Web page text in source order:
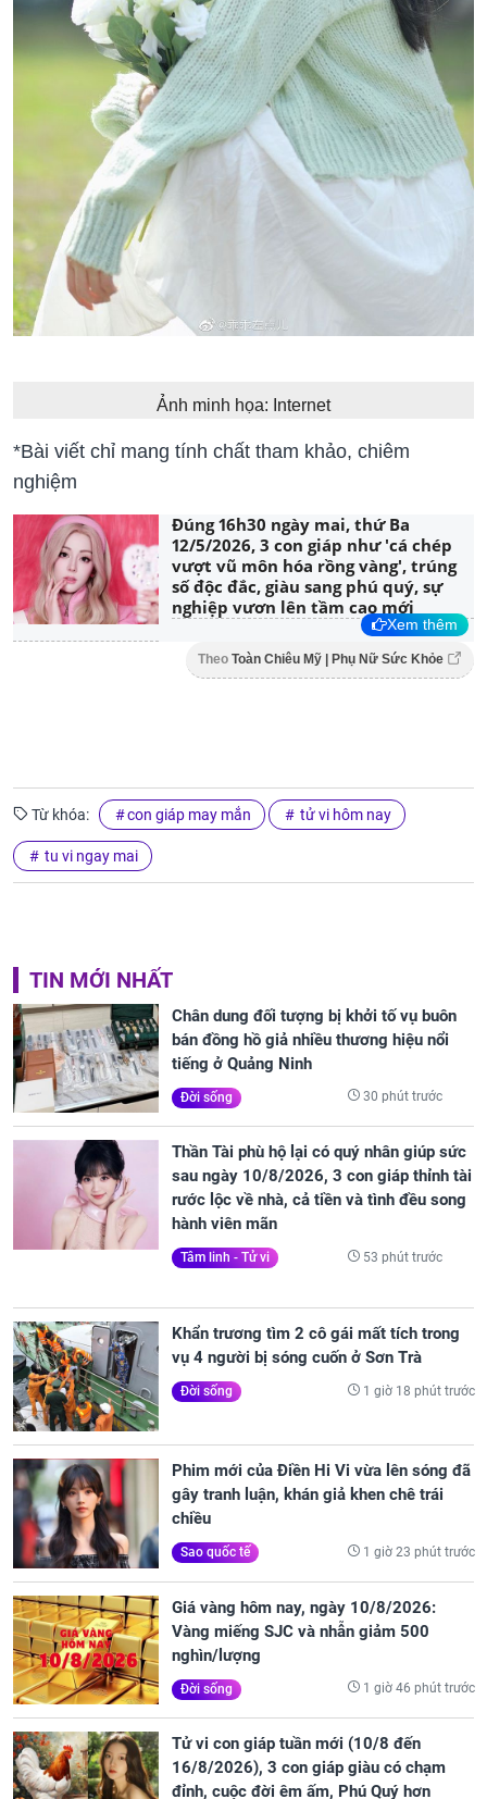
Ảnh minh họa: Internet
*Bài viết chỉ mang tính chất tham khảo, chiêm
nghiệm
Đúng 16h30 ngày mai, thứ Ba
12/5/2026, 3 con giáp như 'cá chép
vượt vũ môn hóa rồng vàng', trúng
số độc đắc, giàu sang phú quý, sự
nghiệp vươn lên tầm cao mới
Xem thêm
Theo Toàn Chiêu Mỹ | Phụ Nữ Sức Khỏe
Từ khóa: con giáp may mắn tử vi hôm nay
tu vi ngay mai
TIN MỚI NHẤT
Chân dung đối tượng bị khởi tố vụ buôn
bán đồng hồ giả nhiều thương hiệu nổi
tiếng ở Quảng Ninh
Đời sống 30 phút trước
Thần Tài phù hộ lại có quý nhân giúp sức
sau ngày 10/8/2026, 3 con giáp thỉnh tài
rước lộc về nhà, cả tiền và tình đều song
hành viên mãn
Tâm linh - Tử vi 53 phút trước
Khẩn trương tìm 2 cô gái mất tích trong
vụ 4 người bị sóng cuốn ở Sơn Trà
Đời sống 1 giờ 18 phút trước
Phim mới của Điền Hi Vi vừa lên sóng đã
gây tranh luận, khán giả khen chê trái
chiều
Sao quốc tế 1 giờ 23 phút trước
Giá vàng hôm nay, ngày 10/8/2026:
Vàng miếng SJC và nhẫn giảm 500
nghìn/lượng
Đời sống 1 giờ 46 phút trước
Tử vi con giáp tuần mới (10/8 đến
16/8/2026), 3 con giáp giàu có chạm
đỉnh, cuộc đời êm ấm, Phú Quý hơn